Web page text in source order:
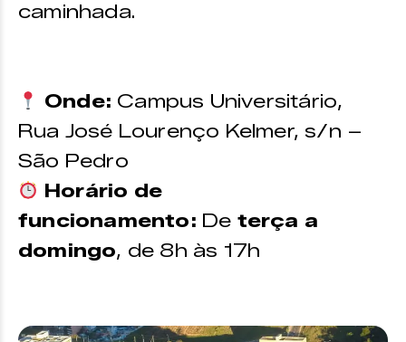
caminhada.
Onde: Campus Universitário,
Rua José Lourenço Kelmer, s/n –
São Pedro
Horário de
funcionamento: De terça a
domingo, de 8h às 17h